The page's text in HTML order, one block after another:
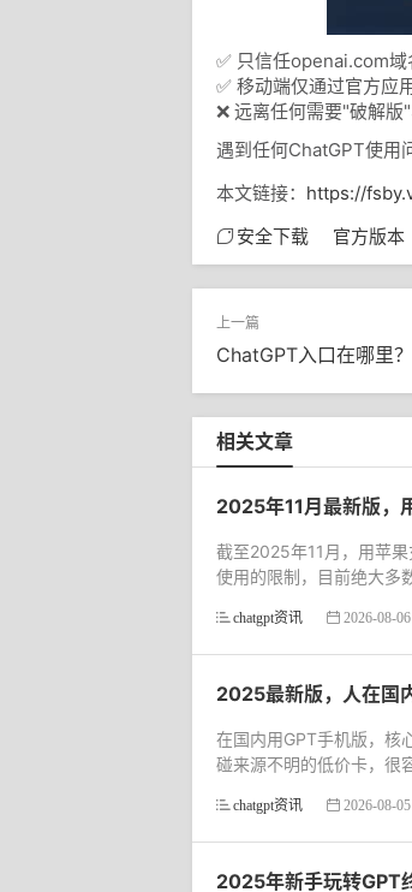
✅ 只信任openai.com域
✅ 移动端仅通过官方应
❌ 远离任何需要"破解
遇到任何ChatGPT使用
本文链接： https://
安全下载 官方版本
ChatGPT入口在哪里
相关文章
2025年11月最新版，
截至2025年11月，用苹
使用的限制，目前绝大多
chatgpt资讯 2026-08-06
2025最新版，人在国
在国内用GPT手机版，核
碰来源不明的低价卡，很
chatgpt资讯 2026-08-05
2025年新手玩转GPT